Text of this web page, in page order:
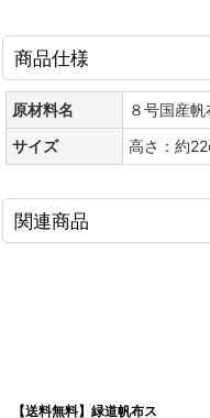
商品仕様
原材料名
８号国産帆
サイズ
高さ：約
関連商品
【送料無料】緑道帆布ス